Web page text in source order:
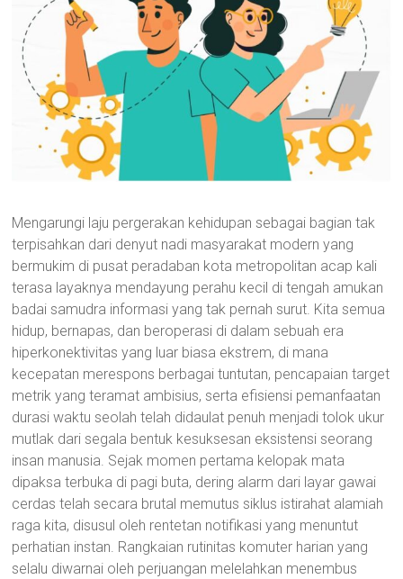
Mengarungi laju pergerakan kehidupan sebagai bagian tak
terpisahkan dari denyut nadi masyarakat modern yang
bermukim di pusat peradaban kota metropolitan acap kali
terasa layaknya mendayung perahu kecil di tengah amukan
badai samudra informasi yang tak pernah surut. Kita semua
hidup, bernapas, dan beroperasi di dalam sebuah era
hiperkonektivitas yang luar biasa ekstrem, di mana
kecepatan merespons berbagai tuntutan, pencapaian target
metrik yang teramat ambisius, serta efisiensi pemanfaatan
durasi waktu seolah telah didaulat penuh menjadi tolok ukur
mutlak dari segala bentuk kesuksesan eksistensi seorang
insan manusia. Sejak momen pertama kelopak mata
dipaksa terbuka di pagi buta, dering alarm dari layar gawai
cerdas telah secara brutal memutus siklus istirahat alamiah
raga kita, disusul oleh rentetan notifikasi yang menuntut
perhatian instan. Rangkaian rutinitas komuter harian yang
selalu diwarnai oleh perjuangan melelahkan menembus